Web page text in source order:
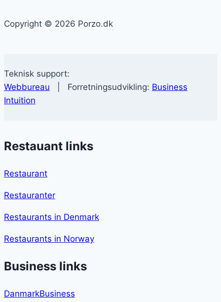
Copyright © 2026 Porzo.dk
Teknisk support:
Webbureau | Forretningsudvikling: Business
Intuition
Restauant links
Restaurant
Restauranter
Restaurants in Denmark
Restaurants in Norway
Business links
DanmarkBusiness